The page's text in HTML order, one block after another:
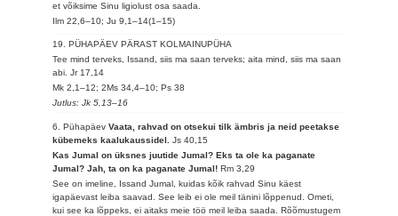
et võiksime Sinu ligiolust osa saada.
Ilm 22,6–10; Ju 9,1–14(1–15)
19. PÜHAPÄEV PÄRAST KOLMAINUPÜHA
Tee mind terveks, Issand, siis ma saan terveks; aita mind, siis ma saan
abi.Jr 17,14
Mk 2,1–12; 2Ms 34,4–10; Ps 38
Jutlus: Jk 5,13–16
6. PühapäevVaata, rahvad on otsekui tilk ämbris ja neid peetakse
kübemeks kaalukaussidel.Js 40,15
Kas Jumal on üksnes juutide Jumal? Eks ta ole ka paganate
Jumal? Jah, ta on ka paganate Jumal!Rm 3,29
See on imeline, Issand Jumal, kuidas kõik rahvad Sinu käest
igapäevast leiba saavad. See leib ei ole meil tänini lõppenud. Ometi,
kui see ka lõppeks, ei aitaks meie töö meil leiba saada. Rõõmustugem